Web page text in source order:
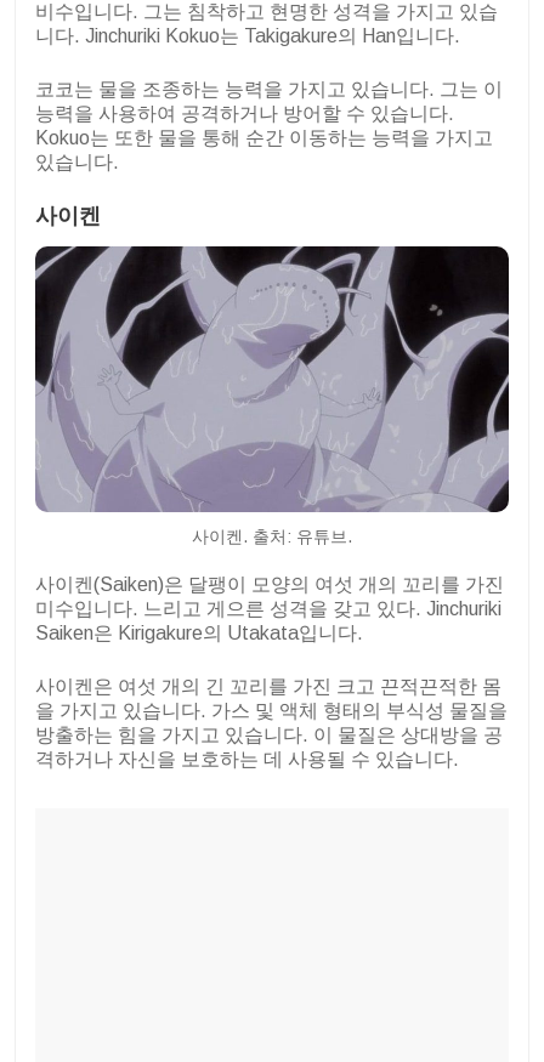
비수입니다. 그는 침착하고 현명한 성격을 가지고 있습
니다. Jinchuriki Kokuo는 Takigakure의 Han입니다.
코코는 물을 조종하는 능력을 가지고 있습니다. 그는 이
능력을 사용하여 공격하거나 방어할 수 있습니다.
Kokuo는 또한 물을 통해 순간 이동하는 능력을 가지고
있습니다.
사이켄
사이켄. 출처: 유튜브.
사이켄(Saiken)은 달팽이 모양의 여섯 개의 꼬리를 가진
미수입니다. 느리고 게으른 성격을 갖고 있다. Jinchuriki
Saiken은 Kirigakure의 Utakata입니다.
사이켄은 여섯 개의 긴 꼬리를 가진 크고 끈적끈적한 몸
을 가지고 있습니다. 가스 및 액체 형태의 부식성 물질을
방출하는 힘을 가지고 있습니다. 이 물질은 상대방을 공
격하거나 자신을 보호하는 데 사용될 수 있습니다.